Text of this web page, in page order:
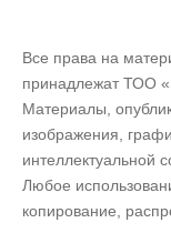
Все права на
принадлежат ТОО
Материалы,
изображения,
интеллектуальной
Любое
копирование,